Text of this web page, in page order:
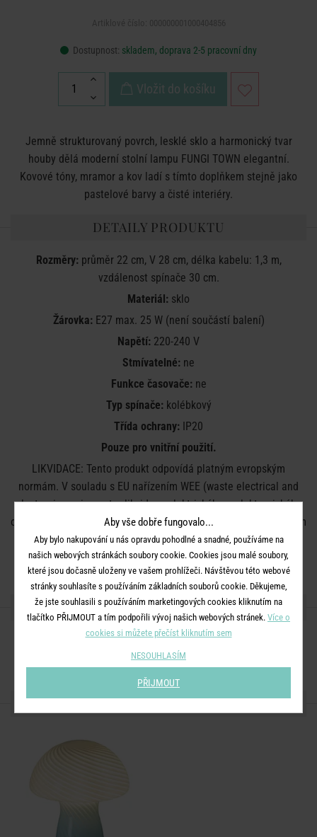
Dostupnost: skladem, doprava 2-5 pracovní dny
Vložit do košíku
Jemně strukturovaný povrch, lesklé sklo a harmonický tvar
houby dělá moderní stolní lampu FUNGI TOWN elegantní.
Kovové tóny, mramor a kov ladí s tímto doplňkem stejně jako
pastelové barvy a čisté interiéry.
DETAILY PRODUKTU
Rozměry: průměr 22 cm, V 28 cm, délka kabelu: 1,3 m,
vzdálenost spínače 30 cm.
Materiál: sklo
Žárovka: E27 max. 25 W (není součástí balení)
Napětí: 220-240 V
Stmívatelné: ne
Funkce časovače: ne
Typ spínače:kolébkový
Třída ochrany: IP20
Pouze pro vnitřní použití.
LIKVIDACE: Tento produkt odpovídá platným evropským
normám. V souladu s EU nařízením WEE (waste electrical and
electronic equipment – likvidace elektrického a elektronického
odpadu) nelze výrobek zlikvidovat v běžném domácím smíšeném
odpadu. Recyklujte zařízení v lokálních místech určených pro
likvidaci elektrického a elektronického odpadu.
SDÍLEJTE S PŘÁTELI
DALŠÍ PRODUKTY ZE SÉRIE
Aby vše dobře fungovalo...
Aby bylo nakupování u nás opravdu pohodlné a snadné, používáme na
našich webových stránkách soubory cookie. Cookies jsou malé soubory,
které jsou dočasně uloženy ve vašem prohlížeči. Návštěvou této webové
stránky souhlasíte s používáním základních souborů cookie. Děkujeme,
že jste souhlasili s používáním marketingových cookies kliknutím na
tlačítko PŘIJMOUT a tím podpořili vývoj našich webových stránek. Více o
cookies si můžete přečíst kliknutím sem
NESOUHLASÍM
PŘIJMOUT